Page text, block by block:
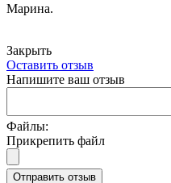
Марина.
Закрыть
Оставить отзыв
Напишите ваш отзыв
Файлы:
Прикрепить файл
Отправить отзыв